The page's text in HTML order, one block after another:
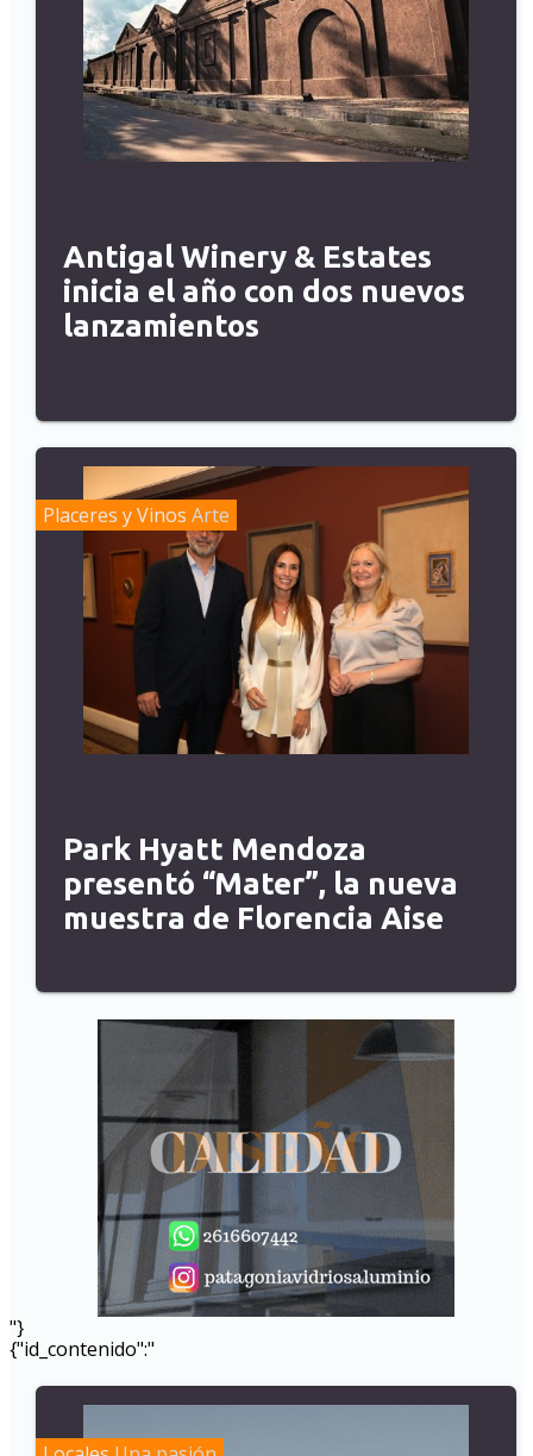
Antigal Winery & Estates
inicia el año con dos nuevos
lanzamientos
Placeres y Vinos Arte
Park Hyatt Mendoza
presentó “Mater”, la nueva
muestra de Florencia Aise
"}
{"id_contenido":"